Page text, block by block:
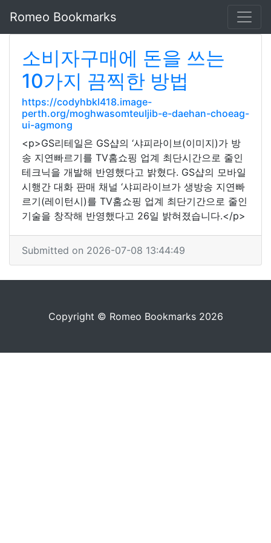
Romeo Bookmarks
소비자구매에 돈을 쓰는
10가지 끔찍한 방법
https://codyhbkl418.image-
perth.org/moghwasomteuljib-e-daehan-choeag-
ui-agmong
<p>GS리테일은 GS샵의 ‘샤피라이브(이미지)가 방
송 지연빠르기를 TV홈쇼핑 업계 최단시간으로 줄인
테크닉을 개발해 반영했다고 밝혔다. GS샵의 모바일
시행간 대화 판매 채널 ‘샤피라이브가 생방송 지연빠
르기(레이턴시)를 TV홈쇼핑 업계 최단기간으로 줄인
기술을 창작해 반영했다고 26일 밝혀졌습니다.</p>
Submitted on 2026-07-08 13:44:49
Copyright © Romeo Bookmarks 2026